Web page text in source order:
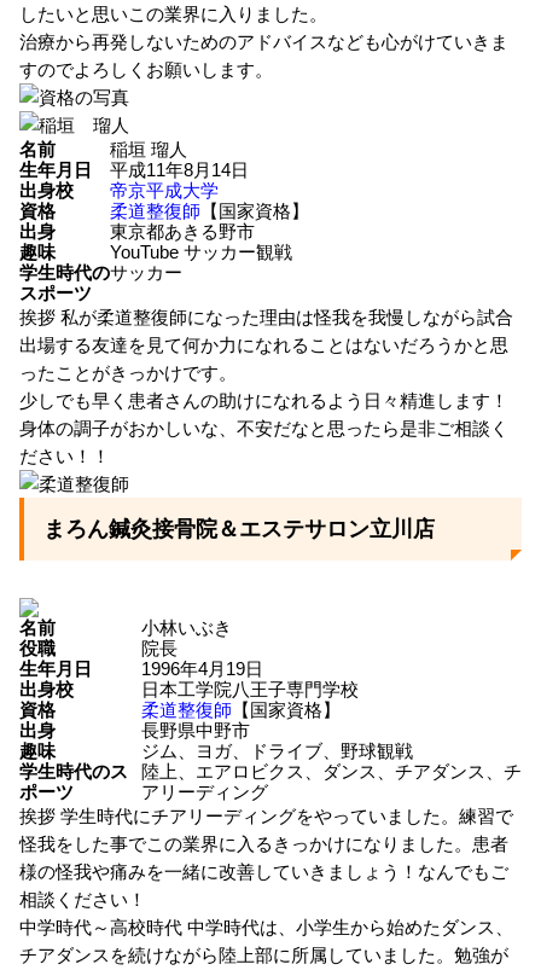
したいと思いこの業界に入りました。
治療から再発しないためのアドバイスなども心がけていきま
すのでよろしくお願いします。
名前
稲垣 瑠人
生年月日
平成11年8月14日
出身校
帝京平成大学
資格
柔道整復師 【国家資格】
出身
東京都あきる野市
趣味
YouTube サッカー観戦
学生時代の
スポーツ
サッカー
挨拶 私が柔道整復師になった理由は怪我を我慢しながら試合
出場する友達を見て何か力になれることはないだろうかと思
ったことがきっかけです。
少しでも早く患者さんの助けになれるよう日々精進します！
身体の調子がおかしいな、不安だなと思ったら是非ご相談く
ださい！！
まろん鍼灸接骨院＆エステサロン立川店
名前
小林いぶき
役職
院長
生年月日
1996年4月19日
出身校
日本工学院八王子専門学校
資格
柔道整復師 【国家資格】
出身
長野県中野市
趣味
ジム、ヨガ、ドライブ、野球観戦
学生時代のス
ポーツ
陸上、エアロビクス、ダンス、チアダンス、チ
アリーディング
挨拶 学生時代にチアリーディングをやっていました。練習で
怪我をした事でこの業界に入るきっかけになりました。患者
様の怪我や痛みを一緒に改善していきましょう！なんでもご
相談ください！
中学時代～高校時代 中学時代は、小学生から始めたダンス、
チアダンスを続けながら陸上部に所属していました。勉強が